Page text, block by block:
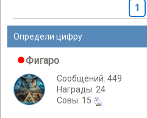
1
Определи цифру
Фигаро
Сообщений: 449
Награды: 24
Cовы: 15